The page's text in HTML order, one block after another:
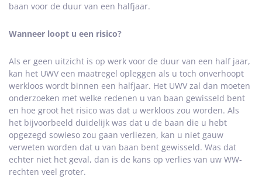
baan voor de duur van een halfjaar.
Wanneer loopt u een risico?
Als er geen uitzicht is op werk voor de duur van een half jaar,
kan het UWV een maatregel opleggen als u toch onverhoopt
werkloos wordt binnen een halfjaar. Het UWV zal dan moeten
onderzoeken met welke redenen u van baan gewisseld bent
en hoe groot het risico was dat u werkloos zou worden. Als
het bijvoorbeeld duidelijk was dat u de baan die u hebt
opgezegd sowieso zou gaan verliezen, kan u niet gauw
verweten worden dat u van baan bent gewisseld. Was dat
echter niet het geval, dan is de kans op verlies van uw WW-
rechten veel groter.